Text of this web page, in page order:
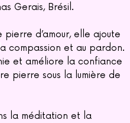
Gerais, Brésil.
pierre d’amour, elle ajoute
compassion et au pardon.
et améliore la confiance
pierre sous la lumière de
la méditation et la